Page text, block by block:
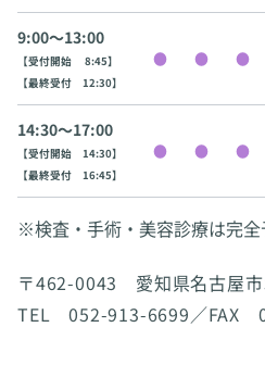
9:00〜13:00
【受付開始 8:45】
【最終受付 12:30】
14:30〜17:00
【受付開始 14:30】
【最終受付 16:45】
※検査・手術・美容診療は完全
〒462-0043 愛知県名古屋
TEL 052-913-6699／FAX